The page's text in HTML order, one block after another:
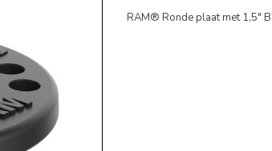
RAM® Ronde plaat met 1,5"